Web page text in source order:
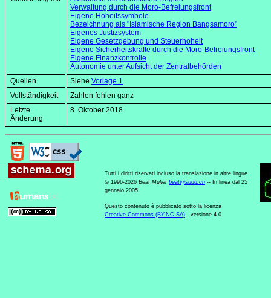
Verwaltung durch die Moro-Befreiungsfront
Eigene Hoheitssymbole
Bezeichnung als "Islamische Region Bangsamoro"
Eigenes Justizsystem
Eigene Gesetzgebung und Steuerhoheit
Eigene Sicherheitskräfte durch die Moro-Befreiungsfront
Eigene Finanzkontrolle
Autonomie unter Aufsicht der Zentralbehörden
Quellen
Siehe Vorlage 1
Vollständigkeit
Zahlen fehlen ganz
Letzte
Änderung
8. Oktober 2018
Tutti i diritti riservati incluso la translazione in altre lingue
© 1996-2026 Beat Müller beat@sudd.ch -- In linea dal 25
gennaio 2005.
Questo contenuto è pubblicato sotto la licenza
Creative Commons (BY-NC-SA) , versione 4.0.